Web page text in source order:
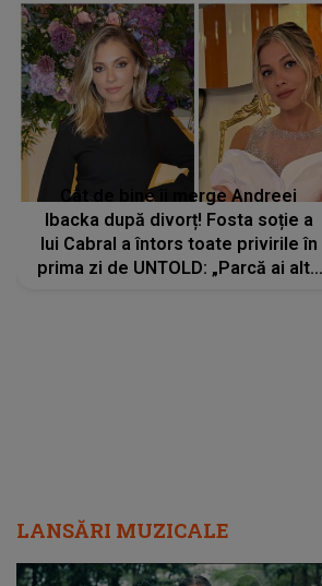
Cât de bine îi merge Andreei
Ibacka după divorț! Fosta soție a
lui Cabral a întors toate privirile în
prima zi de UNTOLD: „Parcă ai altă
LANSĂRI MUZICALE